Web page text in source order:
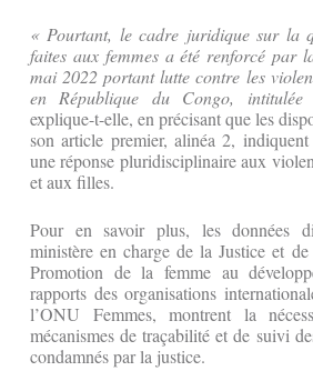
« Pourtant, le cadre juridique sur la
faites aux femmes a été renforcé par
mai 2022 portant lutte contre les
en République du Congo,
explique-t-elle, en précisant que les
son article premier, alinéa 2,
une réponse pluridisciplinaire aux
et aux filles.
Pour en savoir plus, les données
ministère en charge de la Justice et
Promotion de la femme au
rapports des organisations
l’ONU Femmes, montrent la
mécanismes de traçabilité et de suivi
condamnés par la justice.